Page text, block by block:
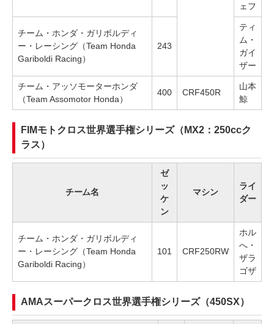
ェフ
チーム・ホンダ・ガリボルディ
ー・レーシング（Team Honda
Gariboldi Racing）
243
ティ
ム・
ガイ
ザー
チーム・アッソモーターホンダ
（Team Assomotor Honda）
400 CRF450R
山本
鯨
FIMモトクロス世界選手権シリーズ（MX2：250ccク
ラス）
チーム名
ゼ
ッ
ケ
ン
マシン
ライ
ダー
チーム・ホンダ・ガリボルディ
ー・レーシング（Team Honda
Gariboldi Racing）
101 CRF250RW
ホル
へ・
ザラ
ゴザ
AMAスーパークロス世界選手権シリーズ（450SX）